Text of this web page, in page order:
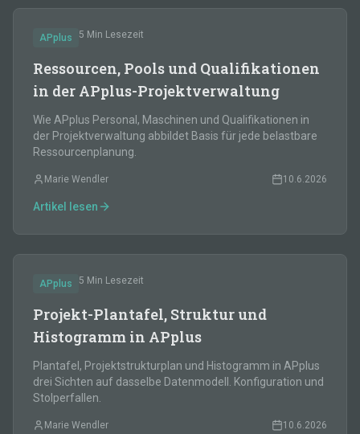
APplus 5 Min Lesezeit
Ressourcen, Pools und Qualifikationen
in der APplus-Projektverwaltung
Wie APplus Personal, Maschinen und Qualifikationen in
der Projektverwaltung abbildet Basis für jede belastbare
Ressourcenplanung.
Marie Wendler 10.6.2026
Artikel lesen
APplus 5 Min Lesezeit
Projekt-Plantafel, Struktur und
Histogramm in APplus
Plantafel, Projektstrukturplan und Histogramm in APplus
drei Sichten auf dasselbe Datenmodell. Konfiguration und
Stolperfallen.
Marie Wendler 10.6.2026